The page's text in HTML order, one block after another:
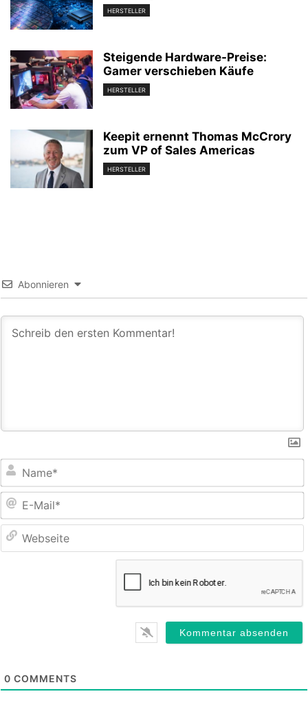
HERSTELLER
Steigende Hardware-Preise:
Gamer verschieben Käufe
HERSTELLER
Keepit ernennt Thomas McCrory
zum VP of Sales Americas
HERSTELLER
Abonnieren
0 COMMENTS